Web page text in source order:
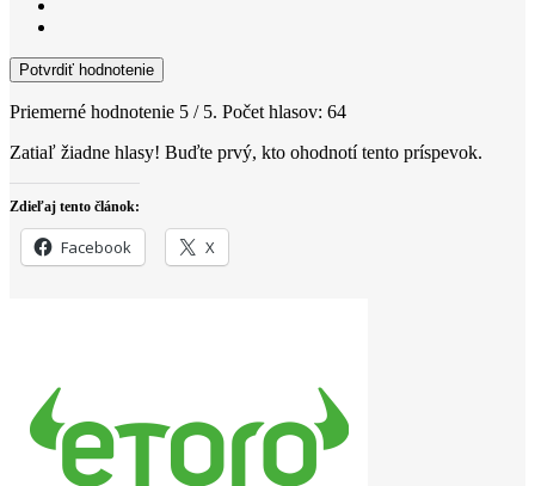
Potvrdiť hodnotenie
Priemerné hodnotenie 5 / 5. Počet hlasov: 64
Zatiaľ žiadne hlasy! Buďte prvý, kto ohodnotí tento príspevok.
Zdieľaj tento článok:
Facebook X